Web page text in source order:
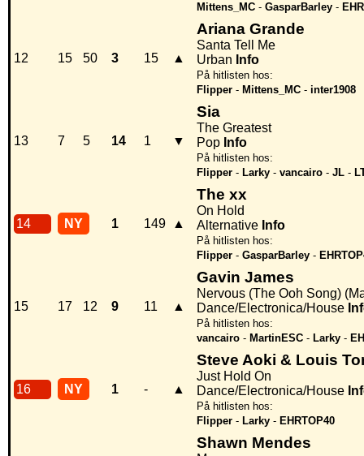
Mittens_MC - GasparBarley -
12 15 50 3 15 ▲
Ariana Grande
Santa Tell Me
Urban Info
På hitlisten hos:
Flipper - Mittens_MC - inter1908
13 7 5 14 1 ▼
Sia
The Greatest
Pop Info
På hitlisten hos:
Flipper - Larky - vancairo - JL -
14 NY 1 149 ▲
The xx
On Hold
Alternative Info
På hitlisten hos:
Flipper - GasparBarley -
15 17 12 9 11 ▲
Gavin James
Nervous (The Ooh Song)
Dance/Electronica/House
På hitlisten hos:
vancairo - MartinESC - Larky -
16 NY 1 - ▲
Steve Aoki & Louis
Just Hold On
Dance/Electronica/House
På hitlisten hos:
Flipper - Larky - EHRTOP40
Shawn Mendes